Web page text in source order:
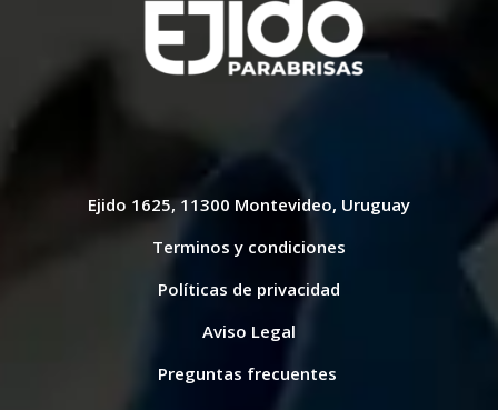
Ejido 1625, 11300 Montevideo, Uruguay
Terminos y condiciones
Políticas de privacidad
Aviso Legal
Preguntas frecuentes